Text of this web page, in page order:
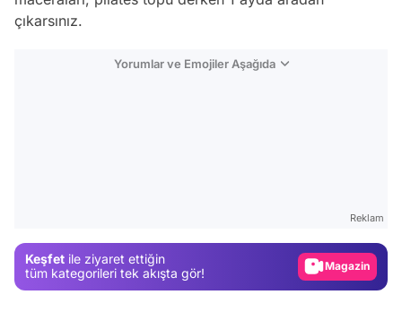
çıkarsınız.
Yorumlar ve Emojiler Aşağıda
Reklam
Keşfet ile ziyaret ettiğin
tüm kategorileri tek akışta gör!
Video